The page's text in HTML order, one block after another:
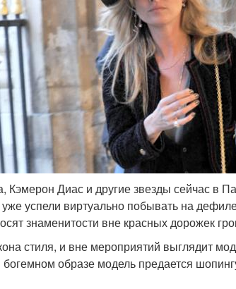
Кэмерон Диас и другие звезды сейчас в
успели виртуально побывать на
знаменитости вне красных дорожек
стиля, и вне мероприятий выглядит
образе модель предается